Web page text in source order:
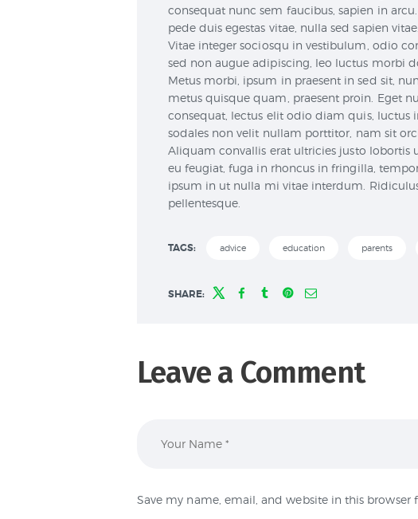
consequat nunc sem faucibus, sapien in
pede duis egestas vitae, nulla sed sapien
Vitae integer sociosqu in vestibulum, odio
sed non augue adipiscing, leo luctus morbi
Metus morbi, ipsum in praesent in sed sit,
metus quisque quam, praesent proin. Eget
consequat, lectus elit odio diam quis,
sodales non velit nullam porttitor, nam sit
Aliquam convallis erat ultricies justo lobortis
eu feugiat, fuga in rhoncus in fringilla,
ipsum in ut nulla mi vitae interdum.
pellentesque.
TAGS: advice education parents
SHARE:
Leave a Comment
Save my name, email, and website in this